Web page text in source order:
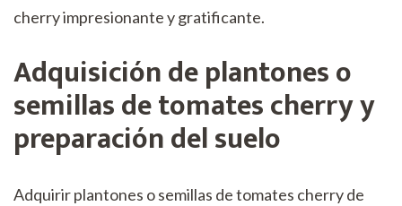
cherry impresionante y gratificante.
Adquisición de plantones o
semillas de tomates cherry y
preparación del suelo
Adquirir plantones o semillas de tomates cherry de